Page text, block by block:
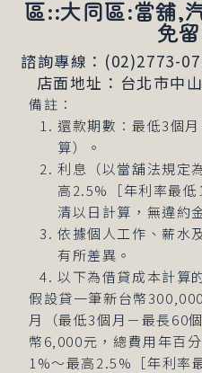
區::大同區:當舖,
免
諮詢專線：(02)2773-
店面地址：台北市中
備註：
還款期數：最低3個
算）。
利息（以當舖法規定
高2.5%［年利率最
清以日計算，無違約金
依據個人工作、薪水
有所差異。
以下為借貸成本計算
假設貸一筆新台幣
月（最低3個月－最長60
幣6,000元，總費用年百
1%～最高2.5%［年利率